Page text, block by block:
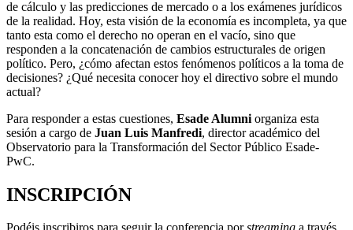
de cálculo y las predicciones de mercado o a los exámenes jurídicos
de la realidad. Hoy, esta visión de la economía es incompleta, ya que
tanto esta como el derecho no operan en el vacío, sino que
responden a la concatenación de cambios estructurales de origen
político. Pero, ¿cómo afectan estos fenómenos políticos a la toma de
decisiones? ¿Qué necesita conocer hoy el directivo sobre el mundo
actual?
Para responder a estas cuestiones, Esade Alumni organiza esta
sesión a cargo de Juan Luis Manfredi, director académico del
Observatorio para la Transformación del Sector Público Esade-
PwC.
INSCRIPCIÓN